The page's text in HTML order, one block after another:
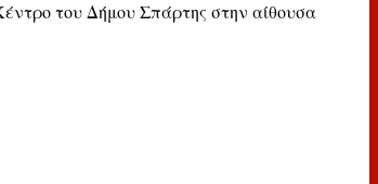
του Δήμου Σπάρτης στην αίθουσα